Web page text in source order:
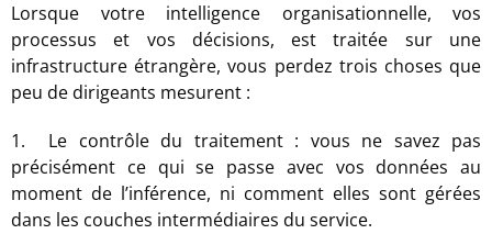
Lorsque votre intelligence organisationnelle, vos
processus et vos décisions, est traitée sur une
infrastructure étrangère, vous perdez trois choses que
peu de dirigeants mesurent :
1. Le contrôle du traitement : vous ne savez pas
précisément ce qui se passe avec vos données au
moment de l’inférence, ni comment elles sont gérées
dans les couches intermédiaires du service.